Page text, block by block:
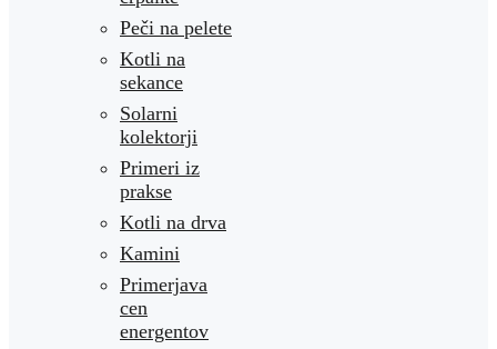
Peči na pelete
Kotli na
sekance
Solarni
kolektorji
Primeri iz
prakse
Kotli na drva
Kamini
Primerjava
cen
energentov